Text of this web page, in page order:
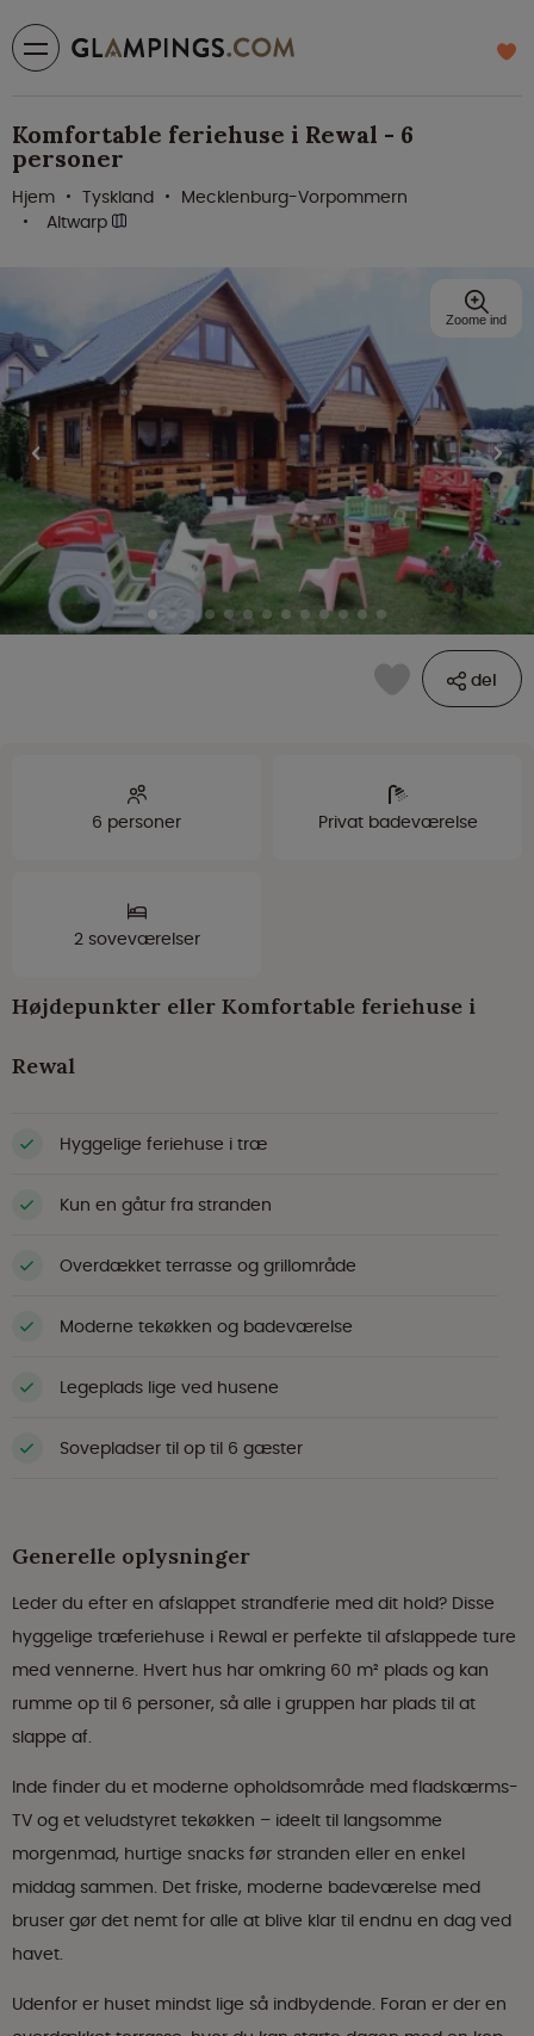
Komfortable feriehuse i Rewal - 6
personer
Hjem Tyskland
Mecklenburg-Vorpommern
Altwarp
del
Zoome ind
6 personer Privat badeværelse
2 soveværelser
Højdepunkter eller Komfortable feriehuse i
Rewal
Hyggelige feriehuse i træ
Kun en gåtur fra stranden
Overdækket terrasse og grillområde
Moderne tekøkken og badeværelse
Legeplads lige ved husene
Sovepladser til op til 6 gæster
Generelle oplysninger
Leder du efter en afslappet strandferie med dit hold? Disse
hyggelige træferiehuse i Rewal er perfekte til afslappede ture
med vennerne. Hvert hus har omkring 60 m² plads og kan
rumme op til 6 personer, så alle i gruppen har plads til at
slappe af.
Inde finder du et moderne opholdsområde med fladskærms-
TV og et veludstyret tekøkken – ideelt til langsomme
morgenmad, hurtige snacks før stranden eller en enkel
middag sammen. Det friske, moderne badeværelse med
bruser gør det nemt for alle at blive klar til endnu en dag ved
havet.
Udenfor er huset mindst lige så indbydende. Foran er der en